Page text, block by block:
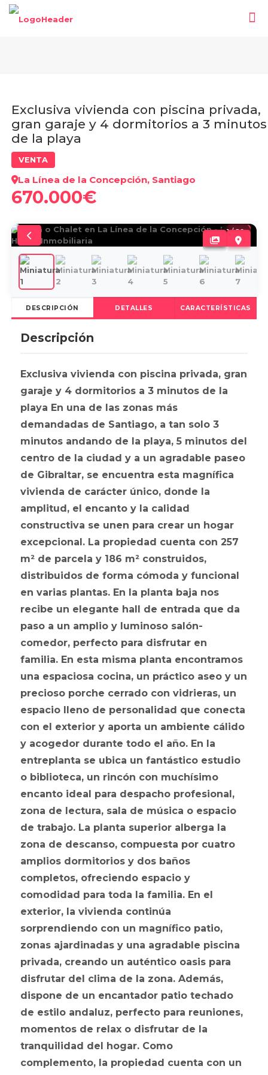
Exclusiva vivienda con piscina privada,
gran garaje y 4 dormitorios a 3 minutos
de la playa
VENTA
La Línea de la Concepción, Santiago
670.000€
1/29
DESCRIPCIÓN DETALLES CARACTERÍSTICAS
Descripción
Exclusiva vivienda con piscina privada, gran
garaje y 4 dormitorios a 3 minutos de la
playa En una de las zonas más
demandadas de Santiago, a tan solo 3
minutos andando de la playa, 5 minutos del
centro de la ciudad y a un agradable paseo
de Gibraltar, se encuentra esta magnífica
vivienda de carácter único, donde la
amplitud, el encanto y la calidad
constructiva se unen para crear un hogar
excepcional. La propiedad cuenta con 257
m² de parcela y 186 m² construidos,
distribuidos de forma cómoda y funcional
en varias plantas. En la planta baja nos
recibe un elegante hall de entrada que da
paso a un amplio y luminoso salón-
comedor, perfecto para disfrutar en
familia. En esta misma planta encontramos
una espaciosa cocina, un práctico aseo y un
precioso porche cerrado con vidrieras, un
espacio lleno de personalidad que conecta
con el exterior y aporta un ambiente cálido
y acogedor durante todo el año. En la
entreplanta se ubica un fantástico estudio
o biblioteca, un rincón con muchísimo
encanto ideal para despacho profesional,
zona de lectura, sala de música o espacio
de trabajo. La planta superior alberga la
zona de descanso, compuesta por cuatro
amplios dormitorios y dos baños
completos, ofreciendo espacio y
comodidad para toda la familia. En el
exterior, la vivienda continúa
sorprendiendo con un magnífico patio,
zonas ajardinadas y una agradable piscina
privada, creando un auténtico oasis para
disfrutar del clima de la zona. Además,
dispone de un encantador patio techado
de estilo andaluz, perfecto para reuniones,
momentos de relax o disfrutar de la
tranquilidad del hogar. Como
complemento, la propiedad cuenta con un